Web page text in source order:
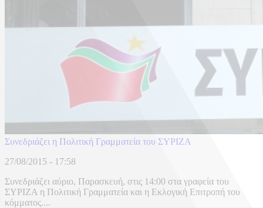
Συνεδριάζει η Πολιτική Γραμματεία του ΣΥΡΙΖΑ
27/08/2015 - 17:58
Συνεδριάζει αύριο, Παρασκευή, στις 14:00 στα γραφεία του
ΣΥΡΙΖΑ η Πολιτική Γραμματεία και η Εκλογική Επιτροπή του
κόμματος....